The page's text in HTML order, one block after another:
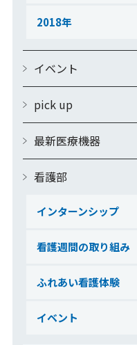
2018
イベント
pick up
最新医療機器
看護部
インターンシップ
看護週間の取り組み
ふれあい看護体験
イベント